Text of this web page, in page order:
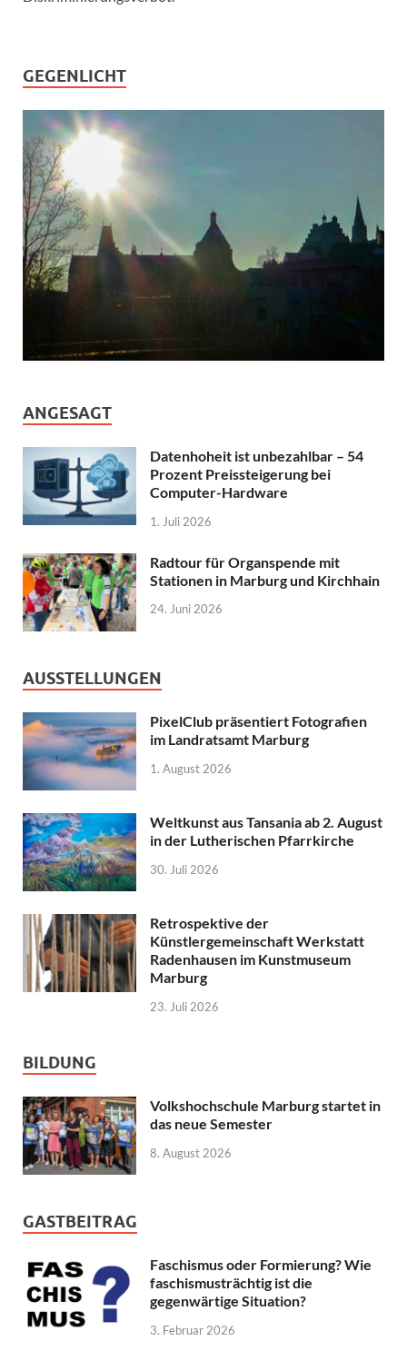
GEGENLICHT
ANGESAGT
Datenhoheit ist unbezahlbar – 54
Prozent Preissteigerung bei
Computer-Hardware
1. Juli 2026
Radtour für Organspende mit
Stationen in Marburg und Kirchhain
24. Juni 2026
AUSSTELLUNGEN
PixelClub präsentiert Fotografien
im Landratsamt Marburg
1. August 2026
Weltkunst aus Tansania ab 2. August
in der Lutherischen Pfarrkirche
30. Juli 2026
Retrospektive der
Künstlergemeinschaft Werkstatt
Radenhausen im Kunstmuseum
Marburg
23. Juli 2026
BILDUNG
Volkshochschule Marburg startet in
das neue Semester
8. August 2026
GASTBEITRAG
Faschismus oder Formierung? Wie
faschismusträchtig ist die
gegenwärtige Situation?
3. Februar 2026